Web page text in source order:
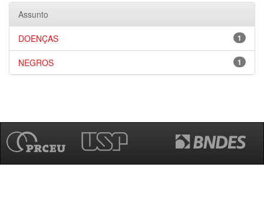
Assunto
1
DOENÇAS
1
NEGROS